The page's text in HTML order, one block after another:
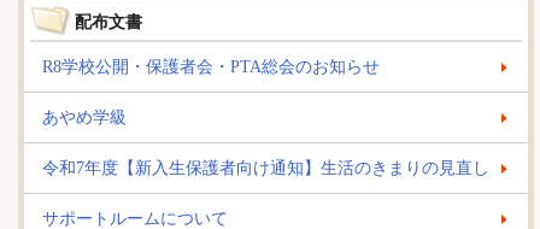
配布文書
R8学校公開・保護者会・PTA総会のお知らせ
あやめ学級
令和7年度【新入生保護者向け通知】生活のきまりの見直し
サポートルームについて